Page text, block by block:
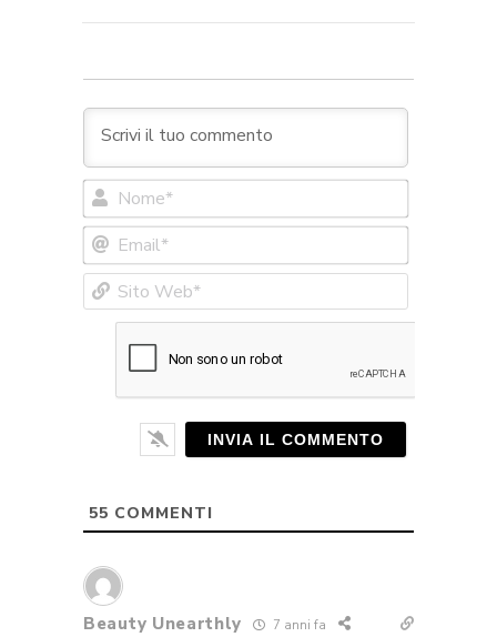
Web*
55 COMMENTI
Beauty Unearthly 7 anni fa